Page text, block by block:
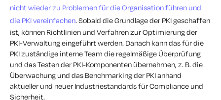
nicht wieder zu Problemen für die Organisation führen und
die PKI vereinfachen. Sobald die Grundlage der PKI geschaffen
ist, können Richtlinien und Verfahren zur Optimierung der
PKI-Verwaltung eingeführt werden. Danach kann das für die
PKI zuständige interne Team die regelmäßige Überprüfung
und das Testen der PKI-Komponenten übernehmen, z. B. die
Überwachung und das Benchmarking der PKI anhand
aktueller und neuer Industriestandards für Compliance und
Sicherheit.